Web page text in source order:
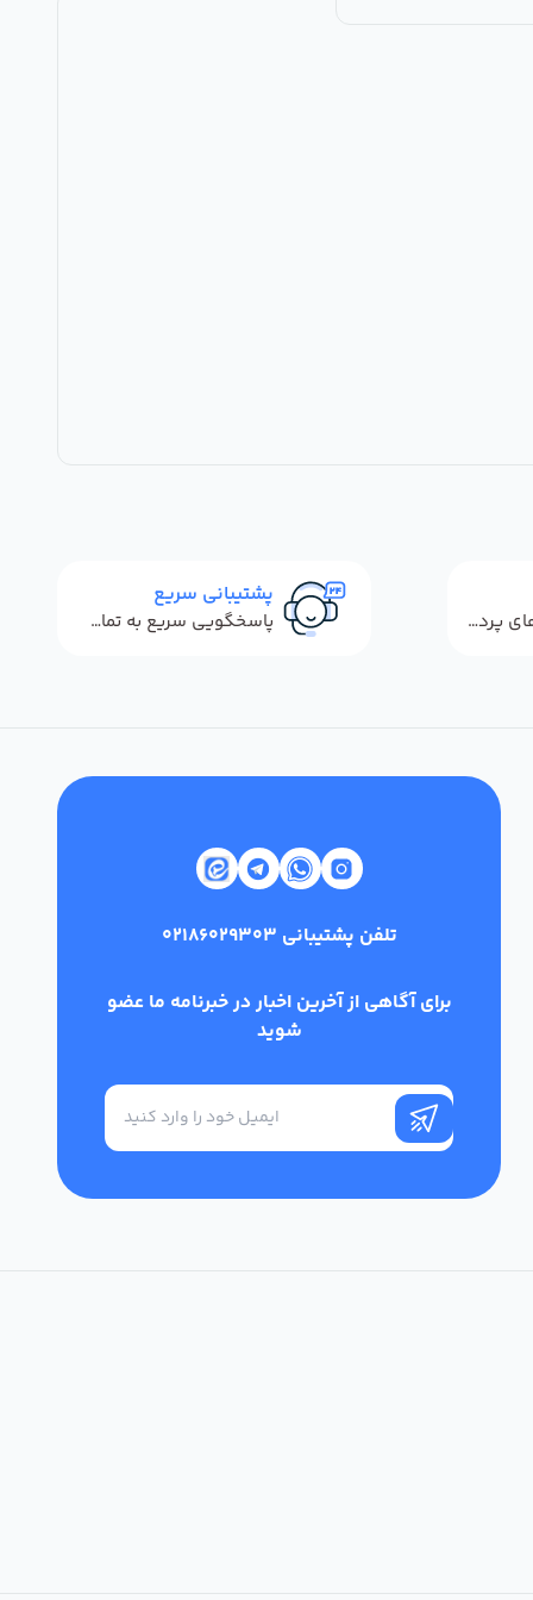
استفاده از روش‌های پرداخت امن
پشتیبانی سریع
پاسخگویی سریع به تماس‌ها و پیام‌ها
تلفن پشتیبانی 02186029303
برای آگاهی از آخرین اخبار در خبرنامه ما عضو
شوید